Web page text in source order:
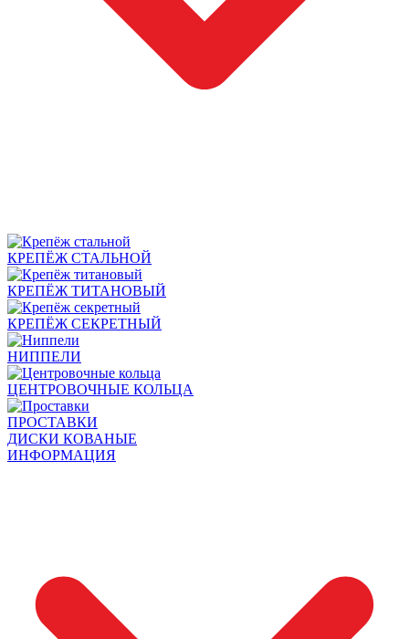
КРЕПЁЖ СТАЛЬНОЙ
КРЕПЁЖ ТИТАНОВЫЙ
КРЕПЁЖ СЕКРЕТНЫЙ
НИППЕЛИ
ЦЕНТРОВОЧНЫЕ КОЛЬЦА
ПРОСТАВКИ
ДИСКИ КОВАНЫЕ
ИНФОРМАЦИЯ